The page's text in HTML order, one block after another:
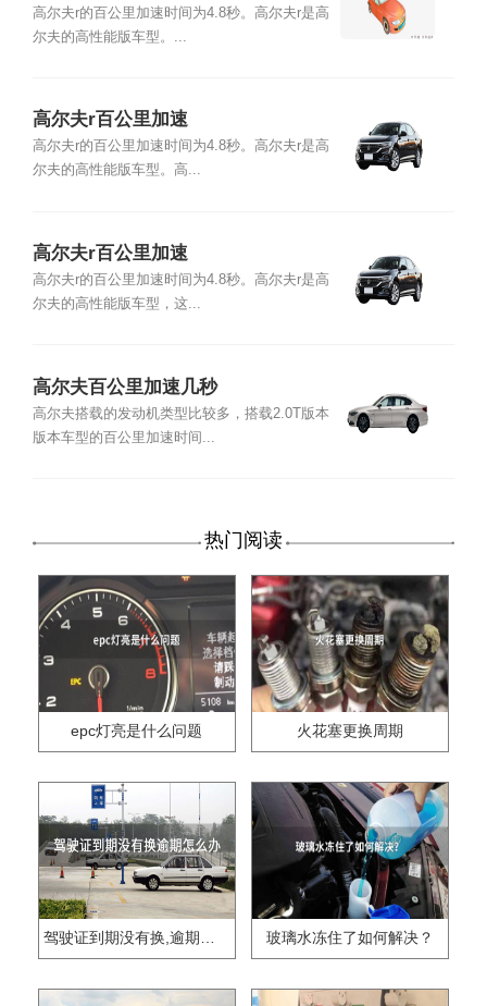
高尔夫r的百公里加速时间为4.8秒。高尔夫r是高
尔夫的高性能版车型。...
高尔夫r百公里加速
高尔夫r的百公里加速时间为4.8秒。高尔夫r是高
尔夫的高性能版车型。高...
高尔夫r百公里加速
高尔夫r的百公里加速时间为4.8秒。高尔夫r是高
尔夫的高性能版车型，这...
高尔夫百公里加速几秒
高尔夫搭载的发动机类型比较多，搭载2.0T版本
版本车型的百公里加速时间...
热门阅读
epc灯亮是什么问题 火花塞更换周期
驾驶证到期没有换,逾期怎么办?? 玻璃水冻住了如何解决？